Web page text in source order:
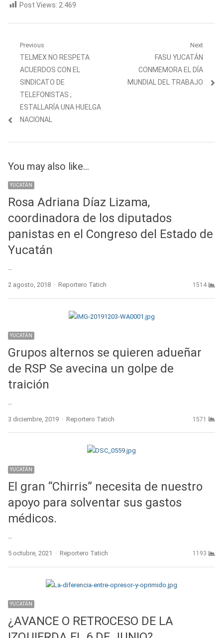
Post Views: 2.469
Navegación
entradas
Previous
Previous
post:
TELMEX NO RESPETA
ACUERDOS CON EL
SINDICATO DE
TELEFONISTAS ;
ESTALLARÍA UNA HUELGA
NACIONAL
Next
Next
post:
FASU YUCATÁN
CONMEMORA EL DÍA
MUNDIAL DEL TRABAJO
You may also like...
YUCATÁN
Rosa Adriana Díaz Lizama,
coordinadora de los diputados
panistas en el Congreso del Estado de
Yucatán
2 agosto, 2018 Author
Reportero Tatich 1514
YUCATÁN
Grupos alternos se quieren adueñar
de RSP Se avecina un golpe de
traición
3 diciembre, 2019 Author
Reportero Tatich 1571
YUCATÁN
El gran “Chirris” necesita de nuestro
apoyo para solventar sus gastos
médicos.
…
5 octubre, 2021 Author
Reportero Tatich 1193
YUCATÁN
¿AVANCE O RETROCESO DE LA